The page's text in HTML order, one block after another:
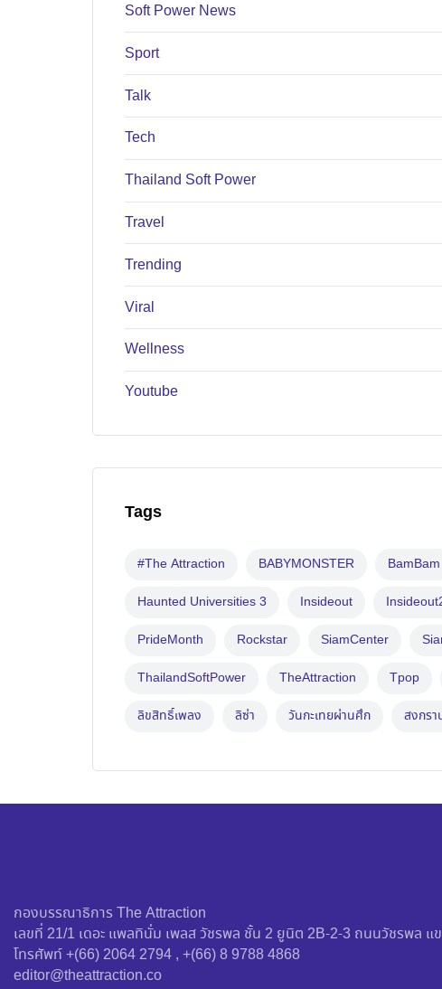
Soft Power News
Sport
Talk
Tech
Thailand Soft Power
Travel
Trending
Viral
Wellness
Youtube
Tags
#The Attraction BABYMONSTER BamBam
Haunted Universities 3 Insideout
PrideMonth Rockstar SiamCenter
ThailandSoftPower TheAttraction Tpop
ลิขสิทธิ์เพลง ลิซ่า วันกะเทยผ่านศึก สงกร
กองบรรณาธิการ The Attraction
เลขที่ 21/1 เดอะ แพลทินั่ม เพลส วัชรพล ชั้น 2 ยูนิต 2B-2-3 ถนนวัชรพล แ
โทรศัพท์ +(66) 2064 2794 , +(66) 8 9788 4868
editor@theattraction.co